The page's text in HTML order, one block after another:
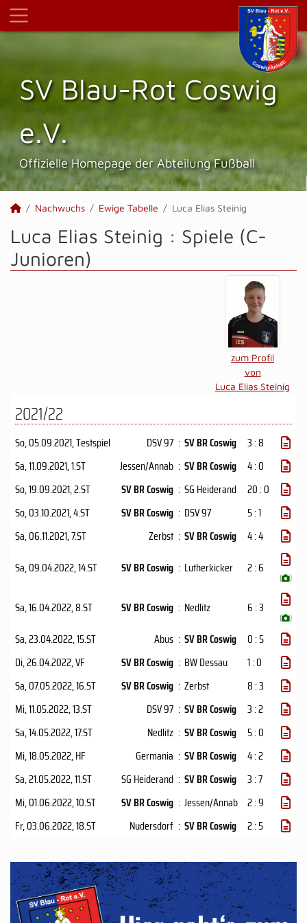
SV Blau-Rot Coswig
e.V.
Offizielle Homepage der Abteilung Fußball
Nachwuchs Ewige Tabelle Luca Elias Steinig
Luca Elias Steinig : Spiele (C-
Junioren)
zum Profil
von
Luca Elias Steinig
2021/22
So, 05.09.2021, Testspiel DSV 97 : SV BR Coswig
3 : 8
Sa, 11.09.2021, 1.ST Jessen/Annab : SV BR Coswig
4 : 0
So, 19.09.2021, 2.ST SV BR Coswig : SG Heiderand
20 : 0
So, 03.10.2021, 4.ST SV BR Coswig : DSV 97
5 : 1
Sa, 06.11.2021, 7.ST Zerbst : SV BR Coswig
4 : 4
Sa, 09.04.2022, 14.ST SV BR Coswig : Lutherkicker 2 : 6
( )
Sa, 16.04.2022, 8.ST SV BR Coswig : Nedlitz 6 : 3
( )
Sa, 23.04.2022, 15.ST Abus : SV BR Coswig
0 : 5
Di, 26.04.2022, VF SV BR Coswig : BW Dessau
1 : 0
Sa, 07.05.2022, 16.ST SV BR Coswig : Zerbst
8 : 3
Mi, 11.05.2022, 13.ST DSV 97 : SV BR Coswig
3 : 2
Sa, 14.05.2022, 17.ST Nedlitz : SV BR Coswig
5 : 0
Mi, 18.05.2022, HF Germania : SV BR Coswig
4 : 2
Sa, 21.05.2022, 11.ST SG Heiderand : SV BR Coswig
3 : 7
Mi, 01.06.2022, 10.ST SV BR Coswig : Jessen/Annab 2 : 9
Fr, 03.06.2022, 18.ST Nudersdorf : SV BR Coswig 2 : 5